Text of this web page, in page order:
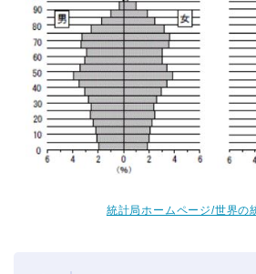
統計局ホームページ/世界の